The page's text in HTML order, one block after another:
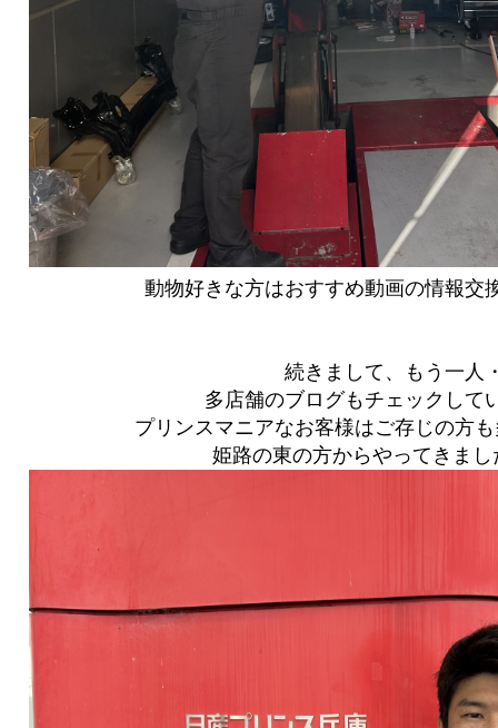
動物好きな方はおすすめ動画の情報交
続きまして、もう一人
多店舗のブログもチェックして
プリンスマニアなお客様はご存じの方
姫路の東の方からやってきまし